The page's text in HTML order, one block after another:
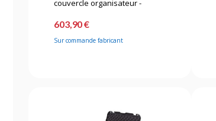
couvercle organisateur -
603,90 €
Sur commande fabricant